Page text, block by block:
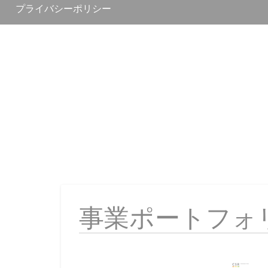
プライバシーポリシー
事業ポートフォ